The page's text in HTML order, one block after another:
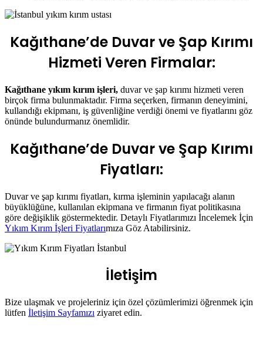
Kağıthane’de Duvar ve Şap Kırımı
Hizmeti Veren Firmalar:
Kağıthane yıkım kırım işleri, duvar ve şap kırımı hizmeti veren
birçok firma bulunmaktadır. Firma seçerken, firmanın deneyimini,
kullandığı ekipmanı, iş güvenliğine verdiği önemi ve fiyatlarını göz
önünde bulundurmanız önemlidir.
Kağıthane’de Duvar ve Şap Kırımı
Fiyatları:
Duvar ve şap kırımı fiyatları, kırma işleminin yapılacağı alanın
büyüklüğüne, kullanılan ekipmana ve firmanın fiyat politikasına
göre değişiklik göstermektedir. Detaylı Fiyatlarımızı İncelemek İçin
Yıkım Kırım İşleri Fiyatlarımıza Göz Atabilirsiniz.
İletişim
Bize ulaşmak ve projeleriniz için özel çözümlerimizi öğrenmek için
lütfen İletişim Sayfamızı ziyaret edin.